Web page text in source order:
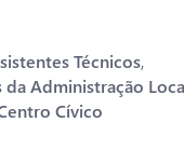
Técnicos,
da Administração
Cívico